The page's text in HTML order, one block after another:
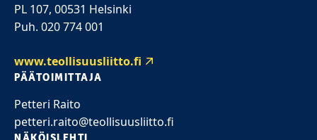
PL 107, 00531 Helsinki
Puh. 020 774 001
www.teollisuusliitto.fi
PÄÄTOIMITTAJA
Petteri Raito
petteri.raito@teollisuusliitto.fi